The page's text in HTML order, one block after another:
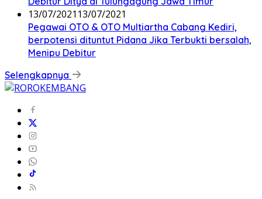
13/07/2021 13/07/2021
Pegawai OTO & OTO Multiartha Cabang Kediri,
berpotensi dituntut Pidana Jika Terbukti bersalah,
Menipu Debitur
Selengkapnya